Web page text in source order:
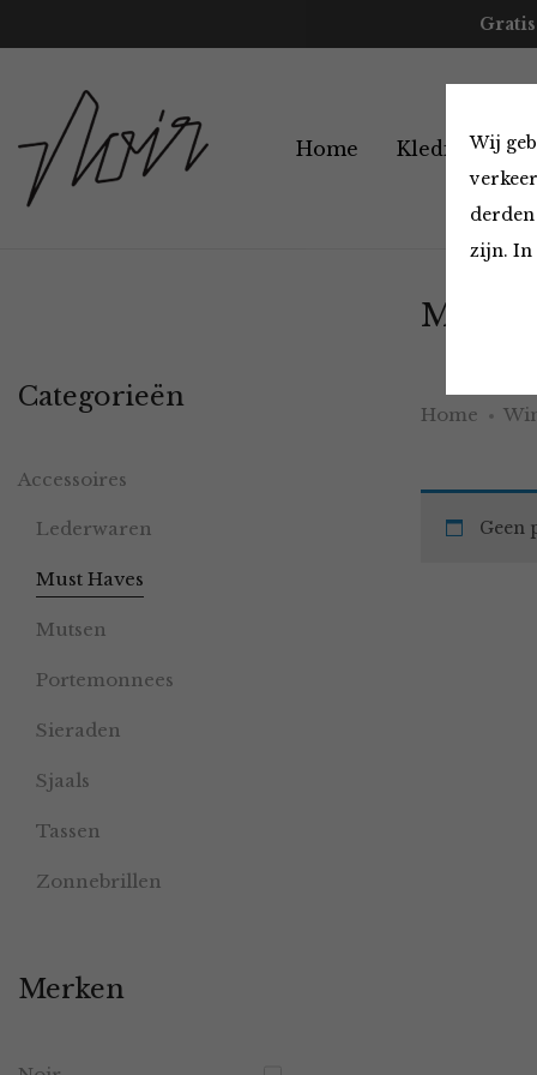
Wij
zijn. In
Home Kleding
Must
Home
Geen
Categorieën
Accessoires
Lederwaren
Must Haves
Mutsen
Portemonnees
Sieraden
Sjaals
Tassen
Zonnebrillen
Merken